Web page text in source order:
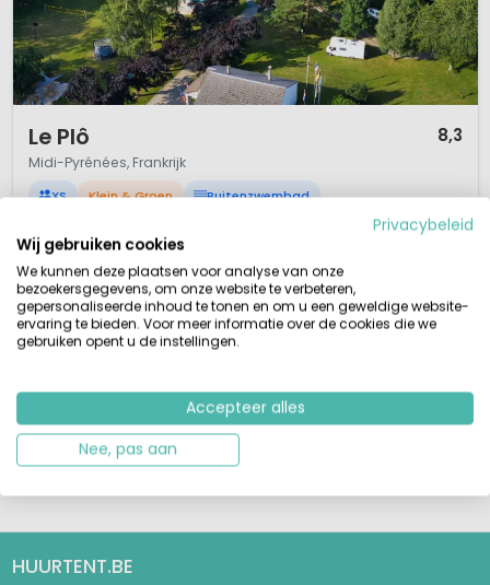
Le Plô 8,3
Midi-Pyrénées, Frankrijk
XS Klein & Groen Buitenzwembad
Rust en Natuur, heuvels, riviertjes
Zwembad/ peuterbad open half juni/ half september
Camping Le Plô ligt aan de rand van een klein dorpje in het departement
de Tarn en in het natuurgebied de Haut Languedoc, in het land van de
familiecamping met zwembad en peuterbad zeer gesch...
Bekijk details
HUURTENT.BE
Privacybeleid
Wij gebruiken cookies
We kunnen deze plaatsen voor analyse van onze
bezoekersgegevens, om onze website te verbeteren,
gepersonaliseerde inhoud te tonen en om u een geweldige website-
ervaring te bieden. Voor meer informatie over de cookies die we
gebruiken opent u de instellingen.
Accepteer alles
Nee, pas aan